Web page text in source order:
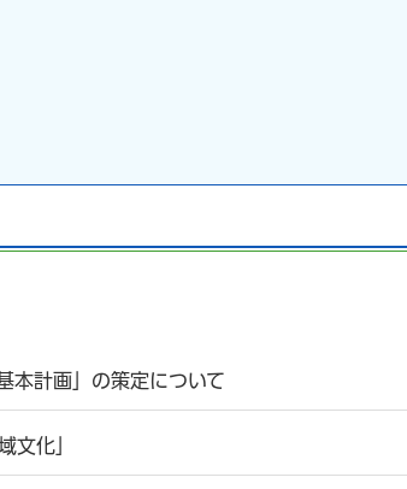
本計画」の策定について
文化」